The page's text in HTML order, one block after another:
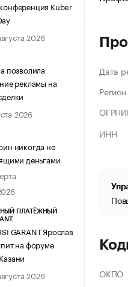
Kuber
2026
позволила
рекламы на
2026
никогда не
деньгами
ПЛАТЁЖНЫЙ
GARANT Ярослав
на форуме
2026
Дата
Регион
ИНН
ОКПО